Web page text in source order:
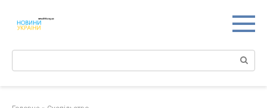
контенту
Поиск: